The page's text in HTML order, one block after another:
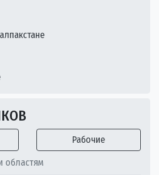
Рабочие
областям